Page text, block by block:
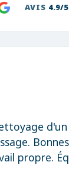
AVIS 4.9/5
propre.